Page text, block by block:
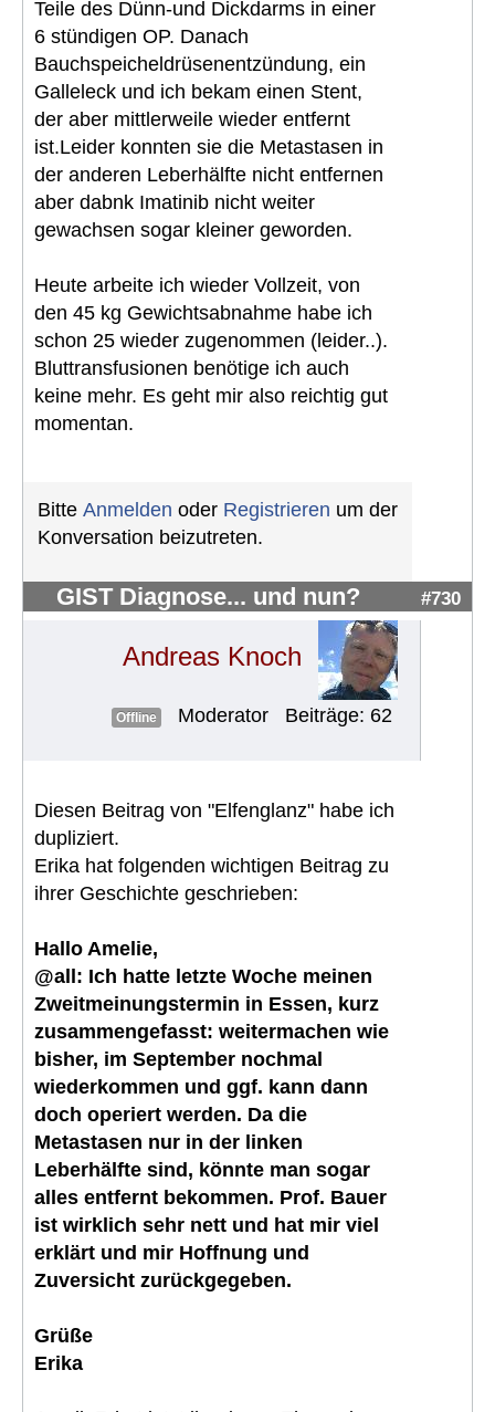
Teile des Dünn-und Dickdarms in einer
6 stündigen OP. Danach
Bauchspeicheldrüsenentzündung, ein
Galleleck und ich bekam einen Stent,
der aber mittlerweile wieder entfernt
ist.Leider konnten sie die Metastasen in
der anderen Leberhälfte nicht entfernen
aber dabnk Imatinib nicht weiter
gewachsen sogar kleiner geworden.
Heute arbeite ich wieder Vollzeit, von
den 45 kg Gewichtsabnahme habe ich
schon 25 wieder zugenommen (leider..).
Bluttransfusionen benötige ich auch
keine mehr. Es geht mir also reichtig gut
momentan.
Bitte Anmelden oder Registrieren um der
Konversation beizutreten.
GIST Diagnose... und nun? #730
Andreas Knoch
Offline Moderator Beiträge: 62
Diesen Beitrag von "Elfenglanz" habe ich
dupliziert.
Erika hat folgenden wichtigen Beitrag zu
ihrer Geschichte geschrieben:
Hallo Amelie,
@all: Ich hatte letzte Woche meinen
Zweitmeinungstermin in Essen, kurz
zusammengefasst: weitermachen wie
bisher, im September nochmal
wiederkommen und ggf. kann dann
doch operiert werden. Da die
Metastasen nur in der linken
Leberhälfte sind, könnte man sogar
alles entfernt bekommen. Prof. Bauer
ist wirklich sehr nett und hat mir viel
erklärt und mir Hoffnung und
Zuversicht zurückgegeben.
Grüße
Erika